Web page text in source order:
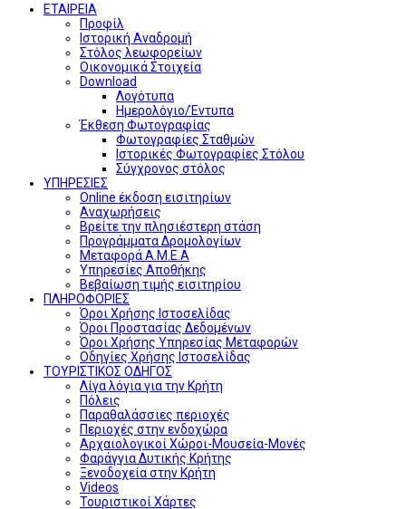
ΕΤΑΙΡΕΙΑ
Προφίλ
Ιστορική Αναδρομή
Στόλος λεωφορείων
Οικονομικά Στοιχεία
Download
Λογότυπα
Ημερολόγιο/Έντυπα
Έκθεση Φωτογραφίας
Φωτογραφίες Σταθμών
Ιστορικές Φωτογραφίες Στόλου
Σύγχρονος στόλος
ΥΠΗΡΕΣΙΕΣ
Online έκδοση εισιτηρίων
Αναχωρήσεις
Βρείτε την πλησιέστερη στάση
Προγράμματα Δρομολογίων
Μεταφορά Α.Μ.Ε.Α
Υπηρεσίες Αποθήκης
Βεβαίωση τιμής εισιτηρίου
ΠΛΗΡΟΦΟΡΙΕΣ
Όροι Χρήσης Ιστοσελίδας
Όροι Προστασίας Δεδομένων
Όροι Χρήσης Υπηρεσίας Μεταφορών
Οδηγίες Χρήσης Ιστοσελίδας
ΤΟΥΡΙΣΤΙΚΟΣ ΟΔΗΓΟΣ
Λίγα λόγια για την Κρήτη
Πόλεις
Παραθαλάσσιες περιοχές
Περιοχές στην ενδοχώρα
Αρχαιολογικοί Χώροι-Μουσεία-Μονές
Φαράγγια Δυτικής Κρήτης
Ξενοδοχεία στην Κρήτη
Videos
Τουριστικοί Χάρτες